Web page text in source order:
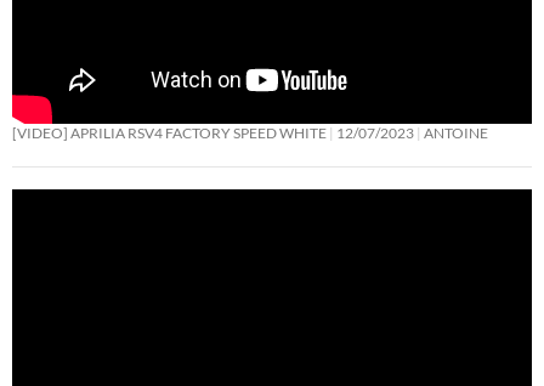
[VIDEO] APRILIA RSV4 FACTORY SPEED WHITE 12/07/2023 ANTOINE